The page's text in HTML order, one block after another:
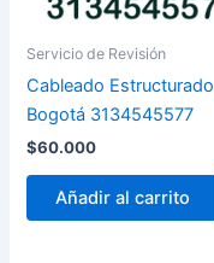
Servicio de Revisión
Cableado Estructurado
Bogotá 3134545577
$60.000
Añadir al carrito